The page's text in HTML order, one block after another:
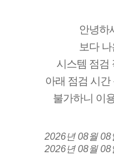
안녕하
보다
시스템 점검
아래 점검 시간
불가하니 이
2026년 08월 08
2026년 08월 08